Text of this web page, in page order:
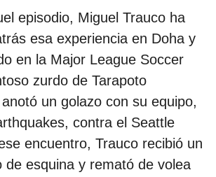
episodio, Miguel Trauco ha
esa experiencia en Doha y
en la Major League Soccer
zurdo de Tarapoto
un golazo con su equipo,
contra el Seattle
encuentro, Trauco recibió un
de esquina y remató de volea